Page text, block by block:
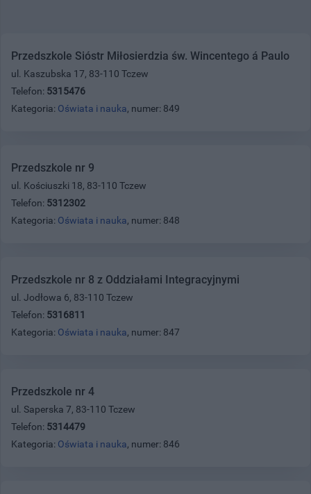
Przedszkole Sióstr Miłosierdzia św. Wincentego á Paulo
ul. Kaszubska 17, 83-110 Tczew
Telefon: 5315476
Kategoria: Oświata i nauka, numer: 849
Przedszkole nr 9
ul. Kościuszki 18, 83-110 Tczew
Telefon: 5312302
Kategoria: Oświata i nauka, numer: 848
Przedszkole nr 8 z Oddziałami Integracyjnymi
ul. Jodłowa 6, 83-110 Tczew
Telefon: 5316811
Kategoria: Oświata i nauka, numer: 847
Przedszkole nr 4
ul. Saperska 7, 83-110 Tczew
Telefon: 5314479
Kategoria: Oświata i nauka, numer: 846